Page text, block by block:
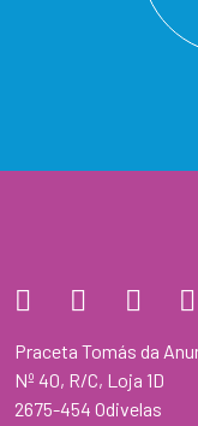
Praceta Tomás da
Nº 40, R/C, Loja 1D
2675-454 Odivelas